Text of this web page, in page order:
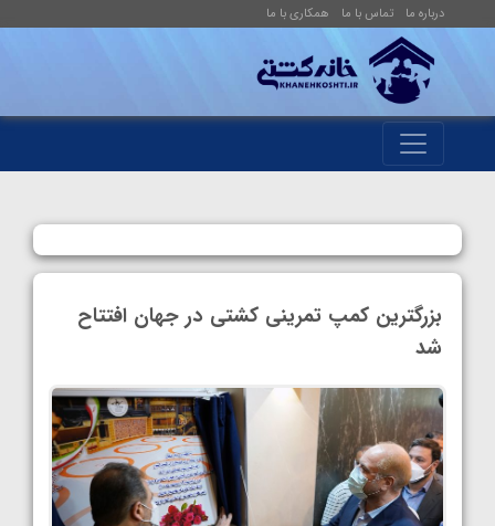
درباره ما تماس با ما همکاری با ما
بزرگترین کمپ تمرینی کشتی در جهان افتتاح
شد